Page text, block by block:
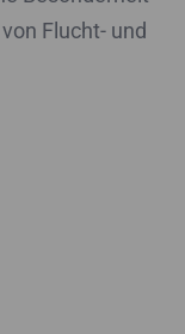
Flucht- und